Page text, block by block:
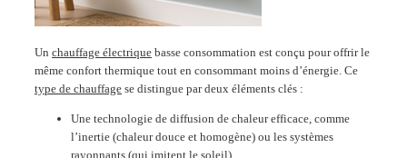
Un chauffage électrique basse consommation est conçu pour offrir le
même confort thermique tout en consommant moins d’énergie. Ce
type de chauffage se distingue par deux éléments clés :
Une technologie de diffusion de chaleur efficace, comme
l’inertie (chaleur douce et homogène) ou les systèmes
rayonnants (qui imitent le soleil).